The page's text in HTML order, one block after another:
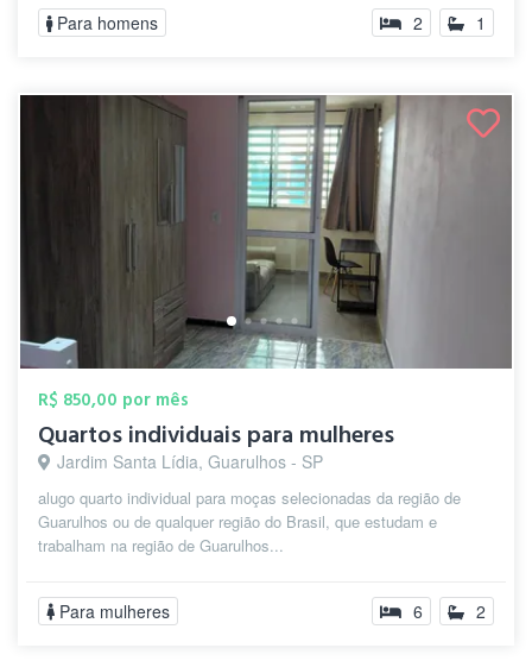
Para homens 2 1
R$ 850,00 por mês
Quartos individuais para mulheres
Jardim Santa Lídia, Guarulhos - SP
alugo quarto individual para moças selecionadas da região de
Guarulhos ou de qualquer região do Brasil, que estudam e
trabalham na região de Guarulhos...
Para mulheres 6 2